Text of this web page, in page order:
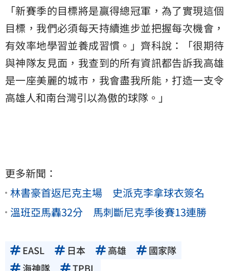
「新賽季的目標將是贏得總冠軍，為了實現這個
目標，我們必須每天持續進步並把握每次機會，
有效率地學習並養成習慣。」齊科說：「很期待
與神隊友見面，我查到的所有資訊都告訴我高雄
是一座美麗的城市，我會盡我所能，打造一支令
高雄人和南台灣引以為傲的球隊。」
更多新聞：
林書豪首返尼克主場 史派克李拿球衣簽名
溫班亞馬轟32分 馬刺斷尼克季後賽13連勝
EASL 日本 高雄
國家隊
海神隊
TPBL